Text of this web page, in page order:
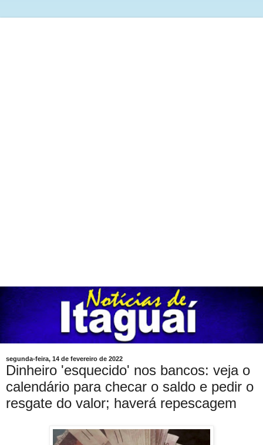
segunda-feira, 14 de fevereiro de 2022
Dinheiro 'esquecido' nos bancos: veja o
calendário para checar o saldo e pedir o
resgate do valor; haverá repescagem